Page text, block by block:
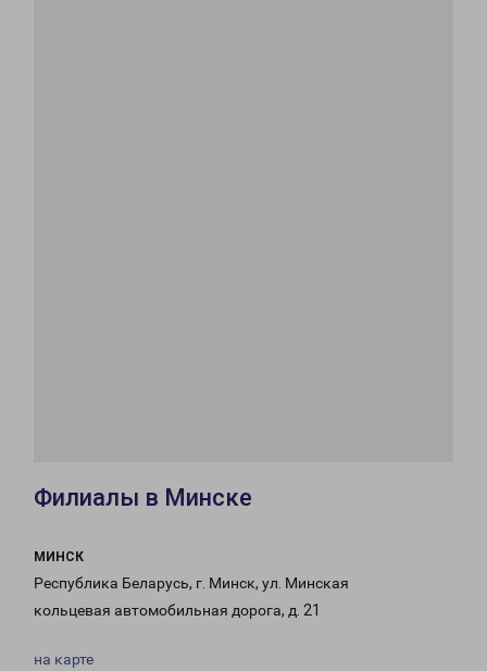
Филиалы в Минске
МИНСК
Республика Беларусь, г. Минск, ул. Минская
кольцевая автомобильная дорога, д. 21
на карте